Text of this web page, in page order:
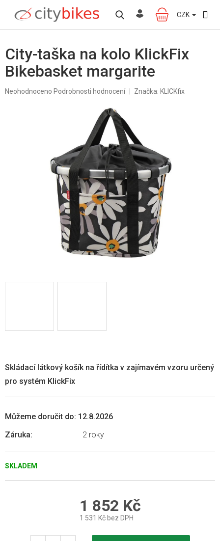
obsah
NÁKUPNÍ
KOŠÍK
CZK
City-taška na kolo KlickFix
Bikebasket margarite
Průměrné
Neohodnoceno Podrobnosti hodnocení Značka: KLICKfix
SKLADEM
Můžeme doručit do: 12.8.2026
Záruka: 2 roky
Skládací látkový košík na řídítka v zajímavém vzoru určený
pro systém KlickFix
1 852 Kč
1 531 Kč bez DPH
cena: